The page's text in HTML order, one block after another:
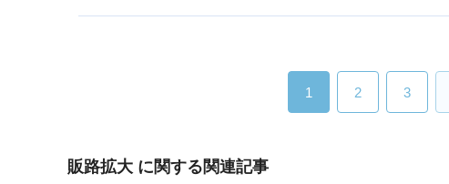
1 2 3
販路拡大 に関する関連記事